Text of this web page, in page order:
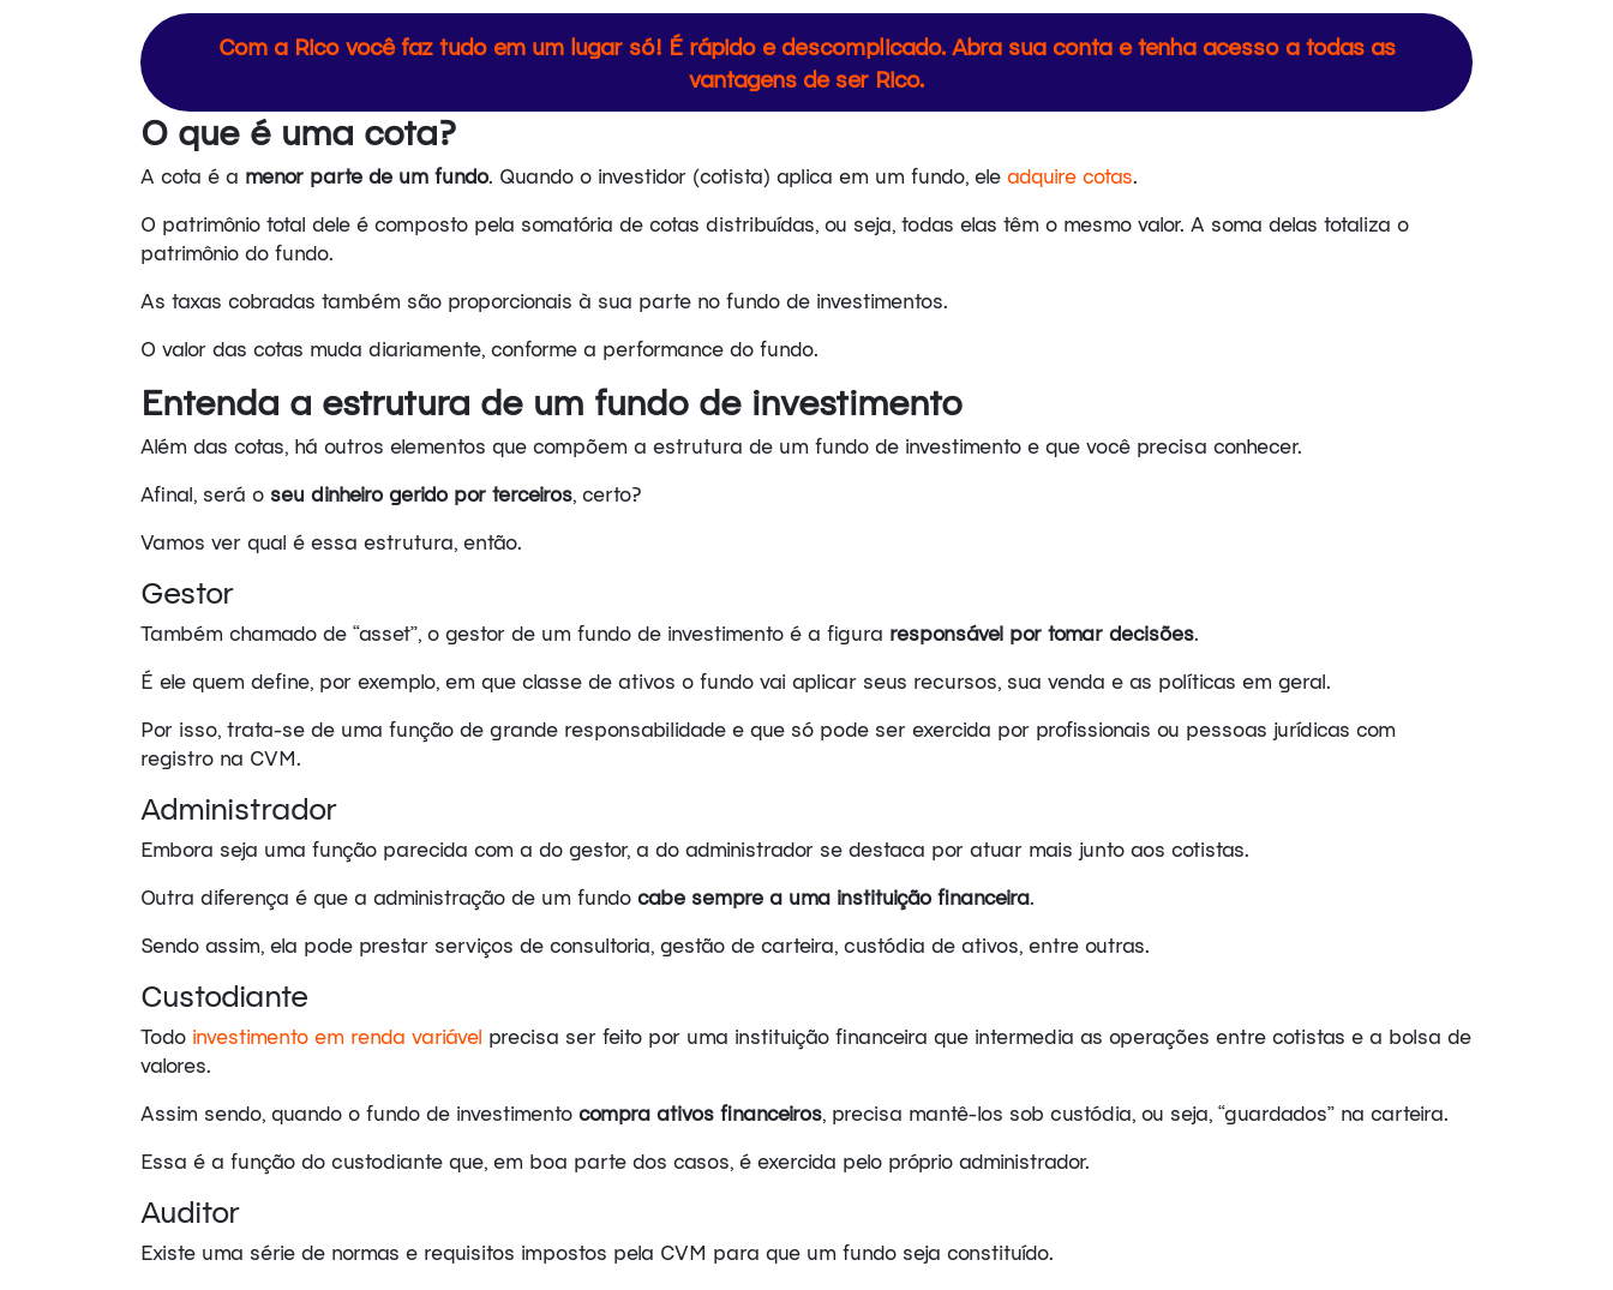
Com a Rico você faz tudo em um lugar só! É rápido e descomplicado. Abra sua conta e tenha acesso a todas as
vantagens de ser Rico.
O que é uma cota?
A cota é a menor parte de um fundo. Quando o investidor (cotista) aplica em um fundo, ele adquire cotas.
O patrimônio total dele é composto pela somatória de cotas distribuídas, ou seja, todas elas têm o mesmo valor. A soma delas totaliza o
patrimônio do fundo.
As taxas cobradas também são proporcionais à sua parte no fundo de investimentos.
O valor das cotas muda diariamente, conforme a performance do fundo.
Entenda a estrutura de um fundo de investimento
Além das cotas, há outros elementos que compõem a estrutura de um fundo de investimento e que você precisa conhecer.
Afinal, será o seu dinheiro gerido por terceiros, certo?
Vamos ver qual é essa estrutura, então.
Gestor
Também chamado de “asset”, o gestor de um fundo de investimento é a figura responsável por tomar decisões.
É ele quem define, por exemplo, em que classe de ativos o fundo vai aplicar seus recursos, sua venda e as políticas em geral.
Por isso, trata-se de uma função de grande responsabilidade e que só pode ser exercida por profissionais ou pessoas jurídicas com
registro na CVM.
Administrador
Embora seja uma função parecida com a do gestor, a do administrador se destaca por atuar mais junto aos cotistas.
Outra diferença é que a administração de um fundo cabe sempre a uma instituição financeira.
Sendo assim, ela pode prestar serviços de consultoria, gestão de carteira, custódia de ativos, entre outras.
Custodiante
Todo investimento em renda variável precisa ser feito por uma instituição financeira que intermedia as operações entre cotistas e a bolsa de
valores.
Assim sendo, quando o fundo de investimento compra ativos financeiros, precisa mantê-los sob custódia, ou seja, “guardados” na carteira.
Essa é a função do custodiante que, em boa parte dos casos, é exercida pelo próprio administrador.
Auditor
Existe uma série de normas e requisitos impostos pela CVM para que um fundo seja constituído.